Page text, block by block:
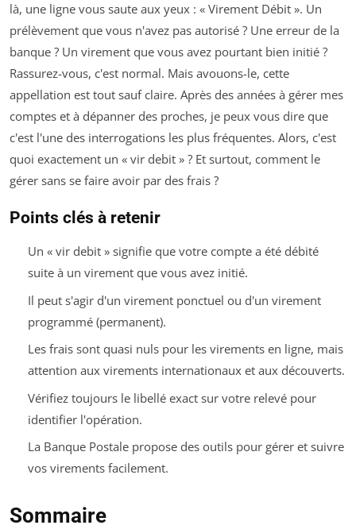
là, une ligne vous saute aux yeux : « Virement Débit ». Un
prélèvement que vous n'avez pas autorisé ? Une erreur de la
banque ? Un virement que vous avez pourtant bien initié ?
Rassurez-vous, c'est normal. Mais avouons-le, cette
appellation est tout sauf claire. Après des années à gérer mes
comptes et à dépanner des proches, je peux vous dire que
c'est l'une des interrogations les plus fréquentes. Alors, c'est
quoi exactement un « vir debit » ? Et surtout, comment le
gérer sans se faire avoir par des frais ?
Points clés à retenir
Un « vir debit » signifie que votre compte a été débité
suite à un virement que vous avez initié.
Il peut s'agir d'un virement ponctuel ou d'un virement
programmé (permanent).
Les frais sont quasi nuls pour les virements en ligne, mais
attention aux virements internationaux et aux découverts.
Vérifiez toujours le libellé exact sur votre relevé pour
identifier l'opération.
La Banque Postale propose des outils pour gérer et suivre
vos virements facilement.
Sommaire